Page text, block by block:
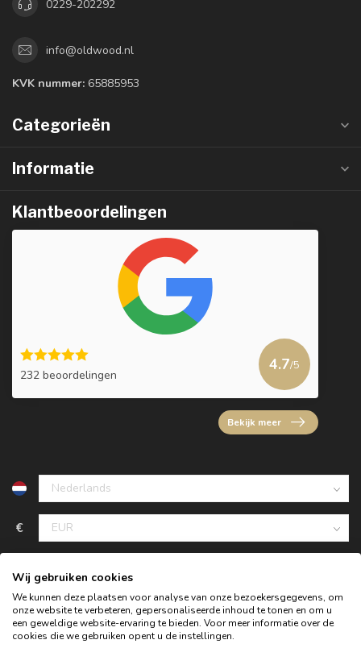
0229-202292
info@oldwood.nl
KVK nummer: 65885953
Categorieën
Informatie
Klantbeoordelingen
232 beoordelingen
4.7/5
Bekijk meer
€
Wij gebruiken cookies
We kunnen deze plaatsen voor analyse van onze bezoekersgegevens, om
onze website te verbeteren, gepersonaliseerde inhoud te tonen en om u
een geweldige website-ervaring te bieden. Voor meer informatie over de
cookies die we gebruiken opent u de instellingen.